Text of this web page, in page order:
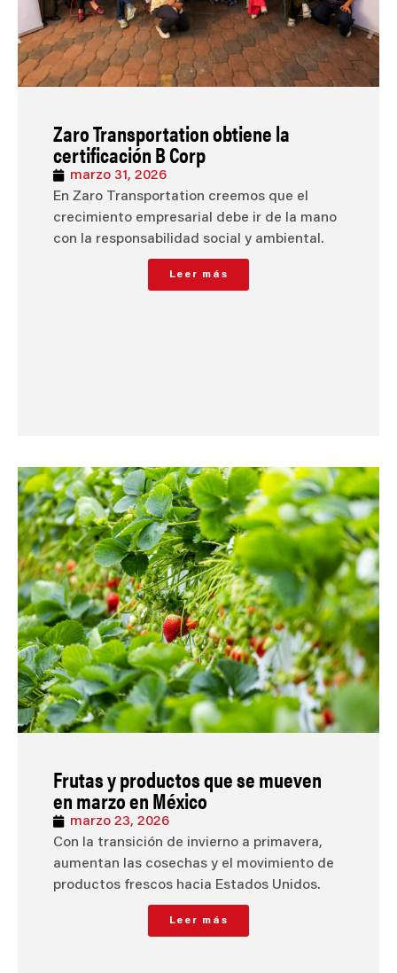
Zaro Transportation obtiene la
certificación B Corp
marzo 31, 2026
En Zaro Transportation creemos que el
crecimiento empresarial debe ir de la mano
con la responsabilidad social y ambiental.
Leer más
Frutas y productos que se mueven
en marzo en México
marzo 23, 2026
Con la transición de invierno a primavera,
aumentan las cosechas y el movimiento de
productos frescos hacia Estados Unidos.
Leer más